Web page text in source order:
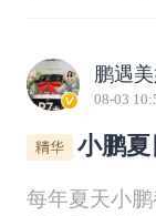
鹏遇
08-03
小鹏
每年夏天小